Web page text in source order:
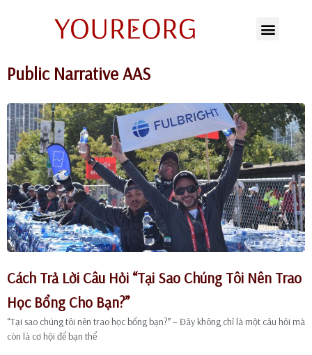
nội
Public Narrative AAS
Cách Trả Lời Câu Hỏi “Tại Sao Chúng Tôi Nên Trao
Học Bổng Cho Bạn?”
“Tại sao chúng tôi nên trao học bổng bạn?” – Đây không chỉ là một câu hỏi mà
còn là cơ hội để bạn thể